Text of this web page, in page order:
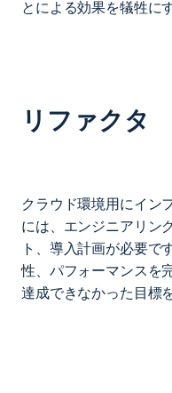
とによる効果を犠牲に
リファクタ
クラウド環境用にイン
には、エンジニアリン
ト、導入計画が必要で
性、パフォーマンスを
達成できなかった目標